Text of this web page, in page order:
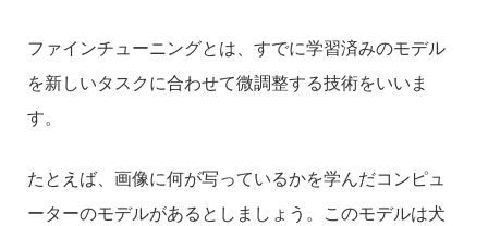
ファインチューニングとは、すでに学習済みのモデル
を新しいタスクに合わせて微調整する技術をいいま
す。
たとえば、画像に何が写っているかを学んだコンピュ
ーターのモデルがあるとしましょう。このモデルは犬